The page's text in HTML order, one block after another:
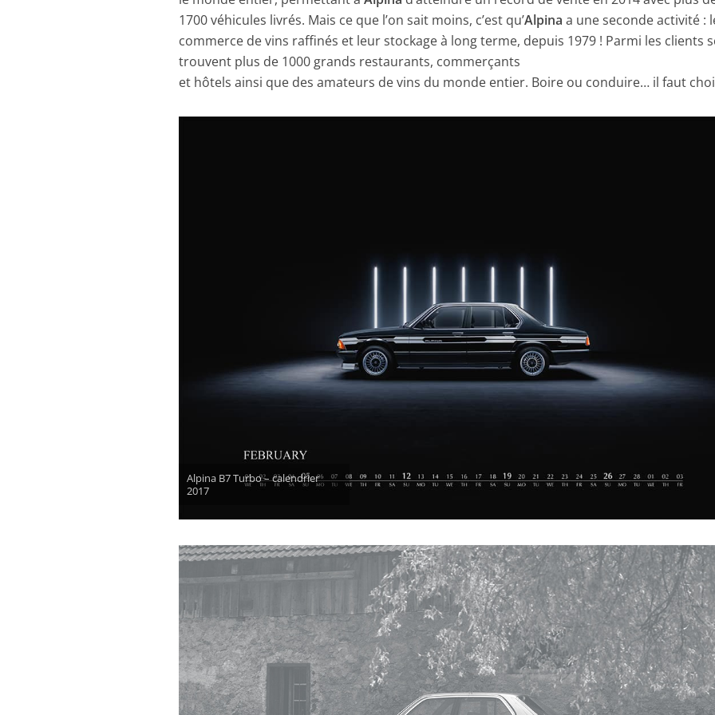
1700 véhicules livrés. Mais ce que l’on sait moins, c’est qu’Alpina a une seconde activité :
commerce de vins raffinés et leur stockage à long terme, depuis 1979 ! Parmi les clients
trouvent plus de 1000 grands restaurants, commerçants
et hôtels ainsi que des amateurs de vins du monde entier. Boire ou conduire… il faut
Alpina B7 Turbo – calendrier
2017